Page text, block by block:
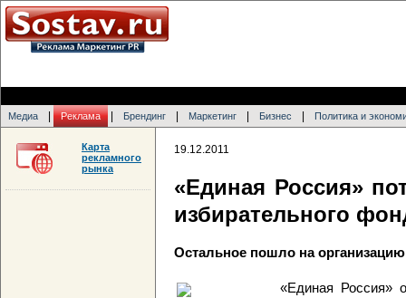
Медиа Реклама Брендинг Маркетинг Бизнес Политика и
19.12.2011
«Единая Россия»
избирательного
Остальное пошло на
«Единая Россия»
Карта
рекламного
рынка